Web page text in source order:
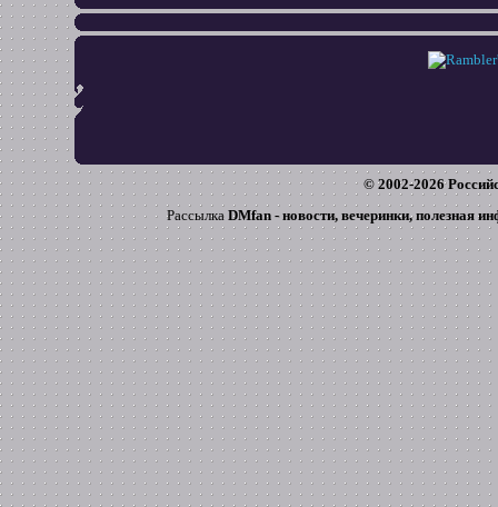
© 2002-2026
Рассылка DMfan - новости, вечеринки, полезная